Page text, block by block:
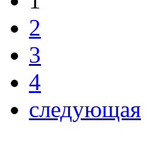
2
3
4
следующая